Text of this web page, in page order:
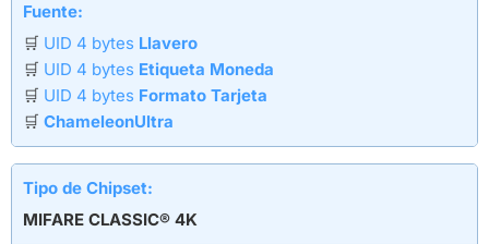
Fuente:
🛒 UID 4 bytes Llavero
🛒 UID 4 bytes Etiqueta Moneda
🛒 UID 4 bytes Formato Tarjeta
🛒 ChameleonUltra
Tipo de Chipset:
MIFARE CLASSIC® 4K